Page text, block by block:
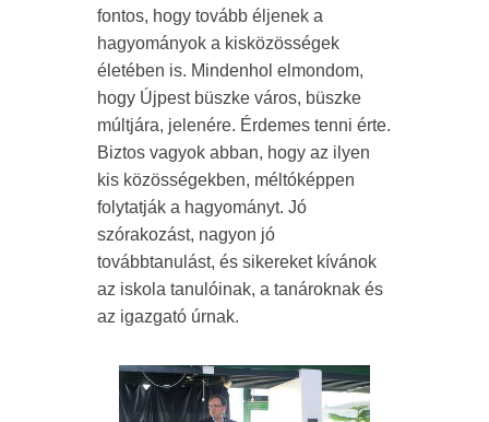
fontos, hogy tovább éljenek a
hagyományok a kisközösségek
életében is. Mindenhol elmondom,
hogy Újpest büszke város, büszke
múltjára, jelenére. Érdemes tenni érte.
Biztos vagyok abban, hogy az ilyen
kis közösségekben, méltóképpen
folytatják a hagyományt. Jó
szórakozást, nagyon jó
továbbtanulást, és sikereket kívánok
az iskola tanulóinak, a tanároknak és
az igazgató úrnak.